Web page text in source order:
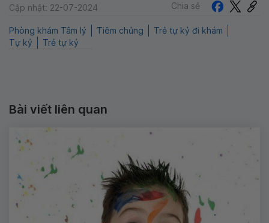
Cập nhật: 22-07-2024 Chia sẻ
Phòng khám Tâm lý Tiêm chủng
Trẻ tự kỷ đi khám
Tự kỷ
Trẻ tự kỷ
Bài viết liên quan